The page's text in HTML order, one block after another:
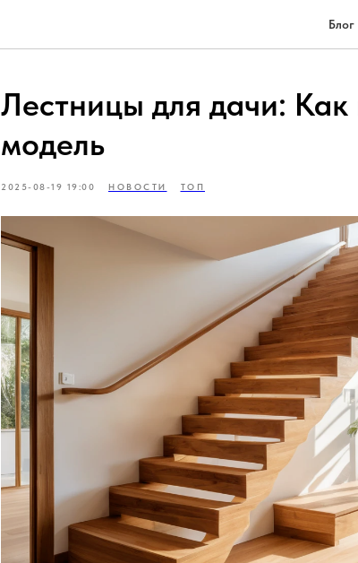
Блог
Лестницы для дачи:
модель
2025-08-19 19:00 НОВОСТИ ТОП